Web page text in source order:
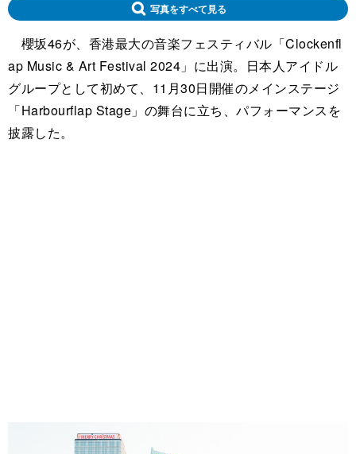
写真をすべて見る
櫻坂46が、香港最大の音楽フェスティバル「Clockenfl
ap Music & Art Festival 2024」に出演。日本人アイドル
グループとして初めて、11月30日開催のメインステージ
「Harbourflap Stage」の舞台に立ち、パフォーマンスを
披露した。